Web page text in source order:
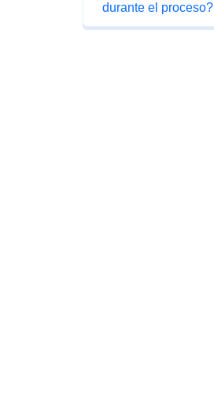
durante el proceso?